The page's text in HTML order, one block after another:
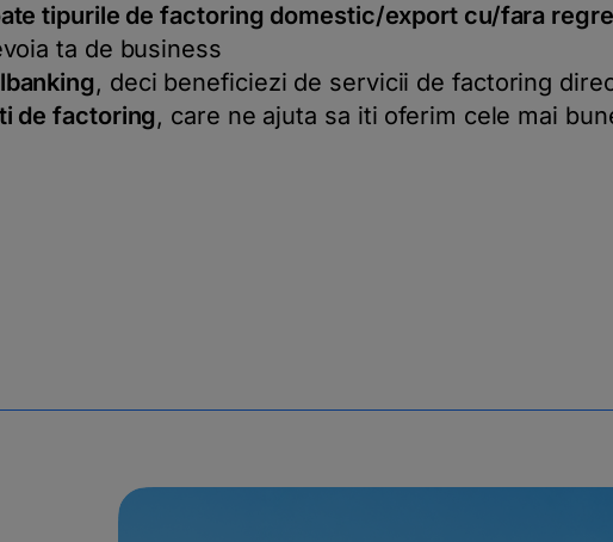
tipurile de factoring domestic/export cu/fara
ta de business
, deci beneficiezi de servicii de factoring
de factoring, care ne ajuta sa iti oferim cele mai